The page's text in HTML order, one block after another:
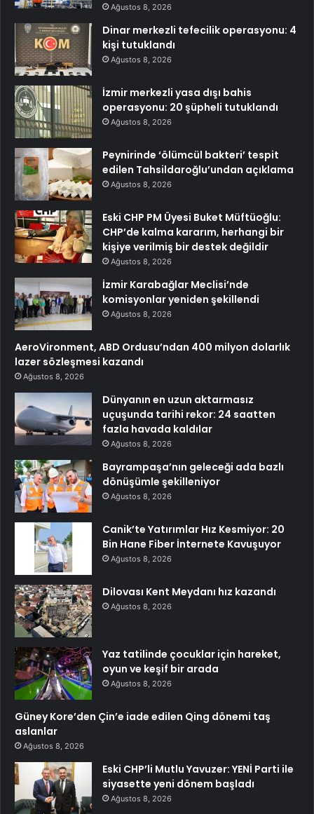
Ağustos 8, 2026
Dinar merkezli tefecilik operasyonu: 4
kişi tutuklandı
Ağustos 8, 2026
İzmir merkezli yasa dışı bahis
operasyonu: 20 şüpheli tutuklandı
Ağustos 8, 2026
Peynirinde ‘ölümcül bakteri’ tespit
edilen Tahsildaroğlu’undan açıklama
Ağustos 8, 2026
Eski CHP PM Üyesi Buket Müftüoğlu:
CHP’de kalma kararım, herhangi bir
kişiye verilmiş bir destek değildir
Ağustos 8, 2026
İzmir Karabağlar Meclisi’nde
komisyonlar yeniden şekillendi
Ağustos 8, 2026
AeroVironment, ABD Ordusu’ndan 400 milyon dolarlık
lazer sözleşmesi kazandı
Ağustos 8, 2026
Dünyanın en uzun aktarmasız
uçuşunda tarihi rekor: 24 saatten
fazla havada kaldılar
Ağustos 8, 2026
Bayrampaşa’nın geleceği ada bazlı
dönüşümle şekilleniyor
Ağustos 8, 2026
Canik’te Yatırımlar Hız Kesmiyor: 20
Bin Hane Fiber İnternete Kavuşuyor
Ağustos 8, 2026
Dilovası Kent Meydanı hız kazandı
Ağustos 8, 2026
Yaz tatilinde çocuklar için hareket,
oyun ve keşif bir arada
Ağustos 8, 2026
Güney Kore’den Çin’e iade edilen Qing dönemi taş
aslanlar
Ağustos 8, 2026
Eski CHP’li Mutlu Yavuzer: YENİ Parti ile
siyasette yeni dönem başladı
Ağustos 8, 2026